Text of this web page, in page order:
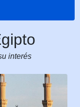
interés